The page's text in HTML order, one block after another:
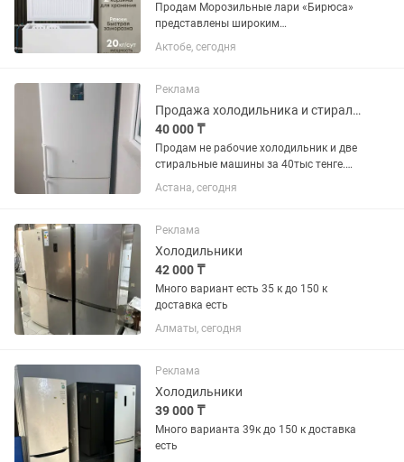
Продам Морозильные лари «Бирюса»
представлены широким
ассортиментом горизонтальных ларей
(объемом от 80 до 350 л),
доступной ценой, ручной или No Frost
разморозкой, с...
Актобе, сегодня
Реклама
Продажа холодильника и стиральные машинки
40 000 ₸
Продам не рабочие холодильник и две
стиральные машины за 40тыс тенге.
Самовывоз
Астана, сегодня
Реклама
Холодильники
42 000 ₸
Много вариант есть 35 к до 150 к
доставка есть
Алматы, сегодня
Реклама
Холодильники
39 000 ₸
Много варианта 39к до 150 к доставка
есть